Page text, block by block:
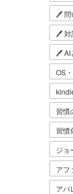
🖊 問
🖊 対
🖊 AI
OS
習慣
習慣
ジョ
アフ
アパ